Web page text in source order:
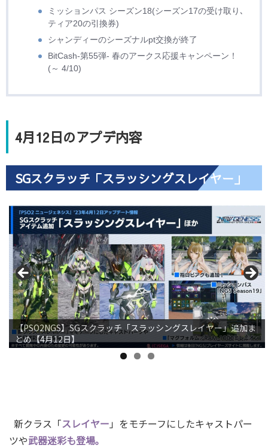
ミッションパス シーズン18(シーズン17の受け取り､
ティア20の引換券)
シャンディーのシーズナルpt交換が終了
BitCash-第55弾- 春のアークス応援キャンペーン！
(～ 4/10)
4月12日のアプデ内容
SGスクラッチ「スラッシングスレイヤー」
【PSO2NGS】SGスクラッチ「スラッシングスレイヤー」追加ま
とめ【4月12日】
新クラス「スレイヤー 」をモチーフにしたキャストパー
ツや武器迷彩も登場｡